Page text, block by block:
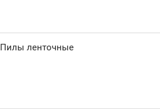
Пилы ленточные